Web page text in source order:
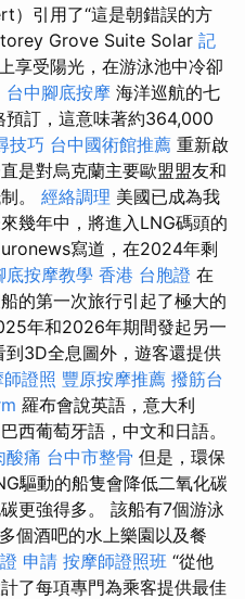
）引用了“這是朝錯誤的方
Grove Suite Solar 記
享受陽光，在游泳池中冷卻
台中腳底按摩 海洋巡航的七
預訂，這意味著約364,000
技巧 台中國術館推薦 重新啟
是對烏克蘭主要歐盟盟友和
。 經絡調理 美國已成為我
幾年中，將進入LNG碼頭的
寫道，在2024年剩
底按摩教學 香港 台胞證 在
的第一次旅行引起了極大的
年和2026年期間發起另一
3D全息圖外，遊客還提供
證照 豐原按摩推薦 撥筋台
羅布會說英語，意大利
西葡萄牙語，中文和日語。
酸痛 台中市整骨 但是，環保
驅動的船隻會降低二氧化碳
更強得多。 該船有7個游泳
個酒吧的水上樂園以及餐
申請 按摩師證照班 “從他
了每項專門為乘客提供最佳